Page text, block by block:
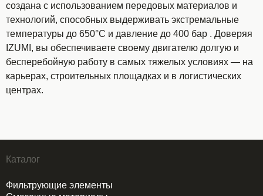
создана с использованием передовых материалов и
технологий, способных выдерживать экстремальные
температуры до 650°C и давление до 400 бар . Доверяя
IZUMI, вы обеспечиваете своему двигателю долгую и
бесперебойную работу в самых тяжелых условиях — на
карьерах, строительных площадках и в логистических
центрах.
Каталог
Фильтрующие элементы